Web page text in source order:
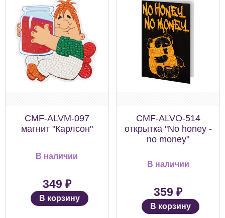
CMF-ALVM-097
магнит "Карлсон"
В наличии
349 ₽
В корзину
CMF-ALVO-514
открытка "No honey -
no money"
В наличии
359 ₽
В корзину